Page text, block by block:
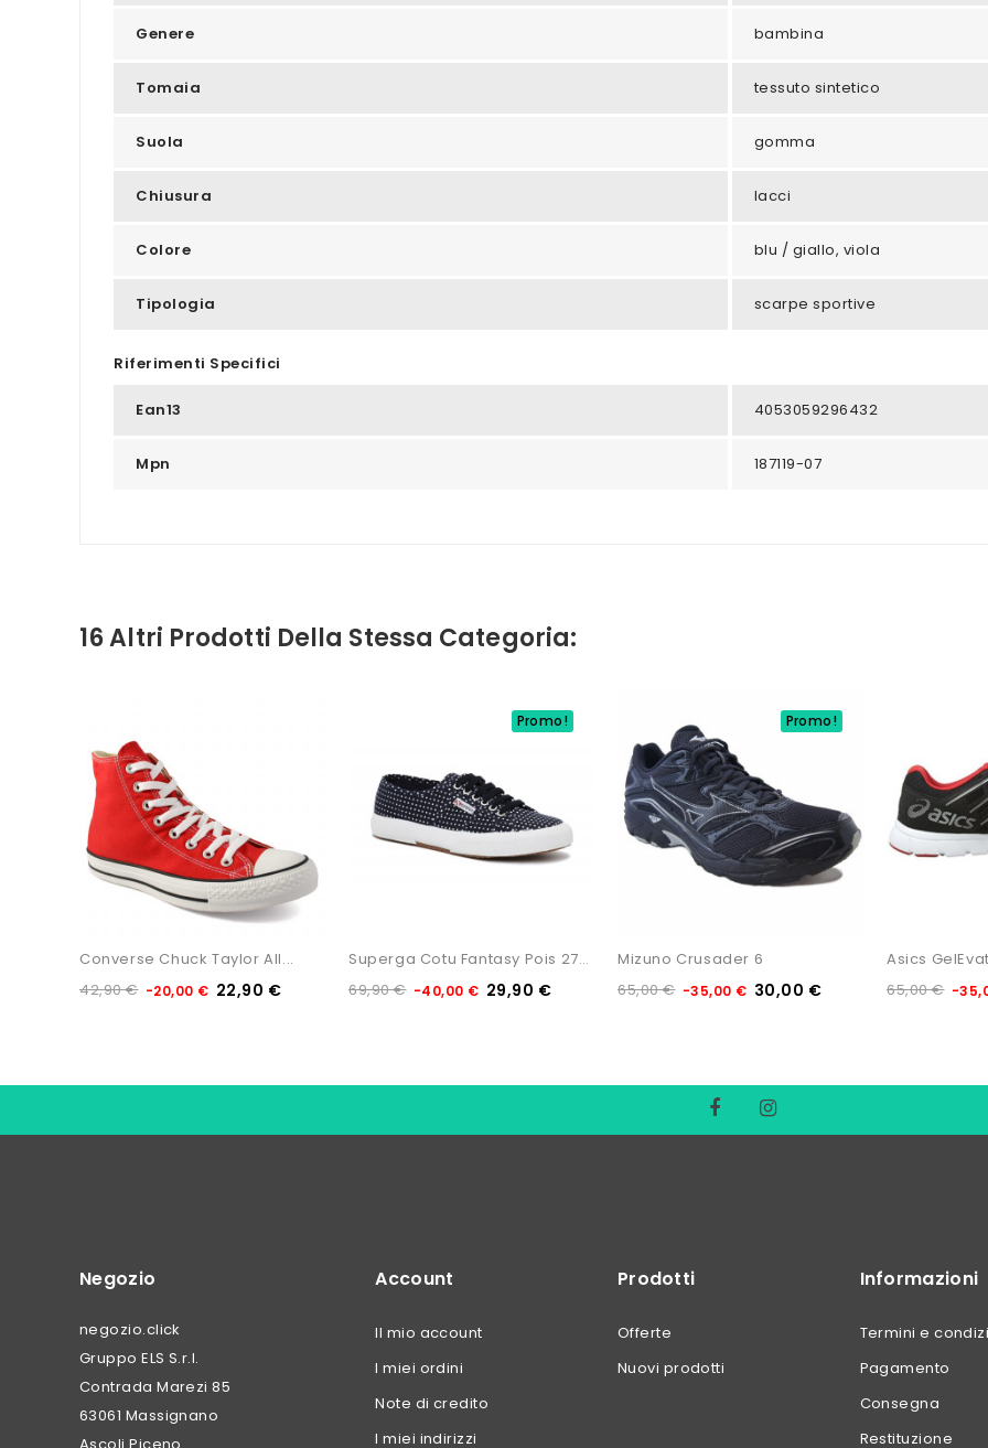
Genere bambina
Tomaia tessuto sintetico
Suola gomma
Chiusura lacci
Colore blu / giallo, viola
Tipologia scarpe sportive
Riferimenti Specifici
Ean13 4053059296432
Mpn 187119-07
16 Altri Prodotti Della Stessa Categoria:
Converse Chuck Taylor All...
42,90 € -20,00 € 22,90 €
Promo!
Superga Cotu Fantasy Pois 2750
69,90 € -40,00 € 29,90 €
Promo!
Mizuno Crusader 6
65,00 € -35,00 € 30,00 €
Asics
65,00 € -
Negozio
negozio.click
Gruppo ELS S.r.l.
Contrada Marezi 85
63061 Massignano
Account
Il mio account
I miei ordini
Note di credito
I miei indirizzi
Prodotti
Offerte
Nuovi prodotti
Informazioni
Termini e
Pagamento
Consegna
Restituzione